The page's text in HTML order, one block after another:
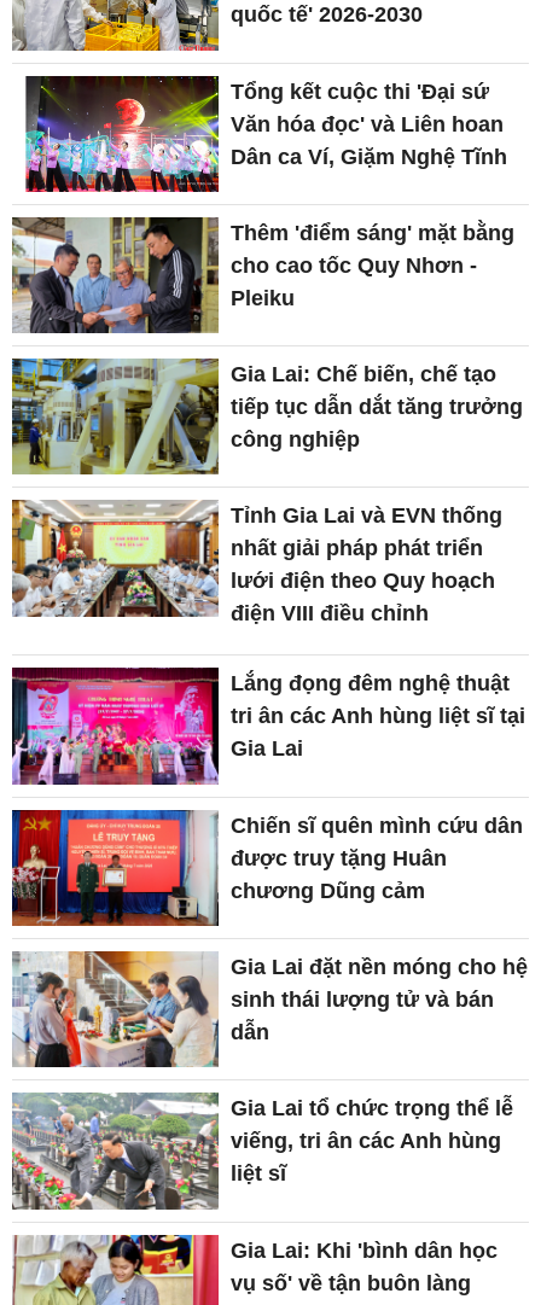
quốc tế' 2026-2030
Tổng kết cuộc thi 'Đại sứ
Văn hóa đọc' và Liên hoan
Dân ca Ví, Giặm Nghệ Tĩnh
Thêm 'điểm sáng' mặt bằng
cho cao tốc Quy Nhơn -
Pleiku
Gia Lai: Chế biến, chế tạo
tiếp tục dẫn dắt tăng trưởng
công nghiệp
Tỉnh Gia Lai và EVN thống
nhất giải pháp phát triển
lưới điện theo Quy hoạch
điện VIII điều chỉnh
Lắng đọng đêm nghệ thuật
tri ân các Anh hùng liệt sĩ tại
Gia Lai
Chiến sĩ quên mình cứu dân
được truy tặng Huân
chương Dũng cảm
Gia Lai đặt nền móng cho hệ
sinh thái lượng tử và bán
dẫn
Gia Lai tổ chức trọng thể lễ
viếng, tri ân các Anh hùng
liệt sĩ
Gia Lai: Khi 'bình dân học
vụ số' về tận buôn làng